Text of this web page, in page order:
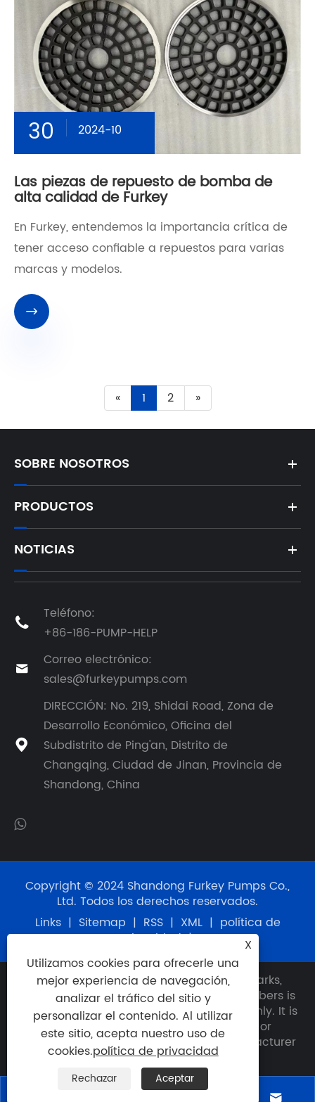
30 2024-10
Las piezas de repuesto de bomba de
alta calidad de Furkey
En Furkey, entendemos la importancia crítica de
tener acceso confiable a repuestos para varias
marcas y modelos.

« 1 2 »
SOBRE NOSOTROS
PRODUCTOS
NOTICIAS

Teléfono:
+86-186-PUMP-HELP

Correo electrónico:
sales@furkeypumps.com

DIRECCIÓN: No. 219, Shidai Road, Zona de
Desarrollo Económico, Oficina del
Subdistrito de Ping'an, Distrito de
Changqing, Ciudad de Jinan, Provincia de
Shandong, China
Copyright © 2024 Shandong Furkey Pumps Co.,
Ltd. Todos los derechos reservados.
Links | Sitemap | RSS | XML | política de
privacidad |
Disclaimer: Any use of OEM names, trademarks,
model numbers, item numbers or part numbers is
for reference and identification purposes only. It is
not implied that any unit or part described or
quoted herein is the product of any manufacturer
other than Furkey.

X
Utilizamos cookies para ofrecerle una
mejor experiencia de navegación,
analizar el tráfico del sitio y
personalizar el contenido. Al utilizar
este sitio, acepta nuestro uso de
cookies.política de privacidad
Rechazar Aceptar